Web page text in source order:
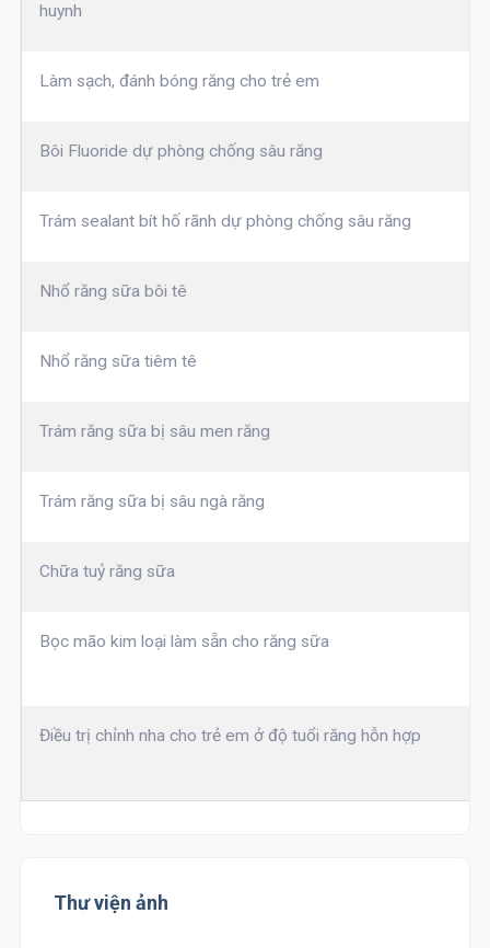
huynh
Làm sạch, đánh bóng răng cho trẻ em
Bôi Fluoride dự phòng chống sâu răng
Trám sealant bít hố rãnh dự phòng chống sâu răng
Nhổ răng sữa bôi tê
Nhổ răng sữa tiêm tê
Trám răng sữa bị sâu men răng
Trám răng sữa bị sâu ngà răng
Chữa tuỷ răng sữa
Bọc mão kim loại làm sẵn cho răng sữa
Điều trị chỉnh nha cho trẻ em ở độ tuổi răng hỗn hợp
Thư viện ảnh